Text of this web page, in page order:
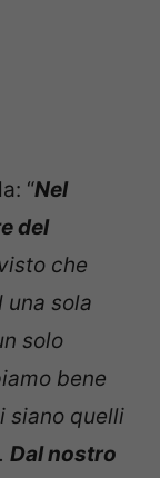
“Nel
del
che
una sola
solo
bene
siano quelli
Dal nostro